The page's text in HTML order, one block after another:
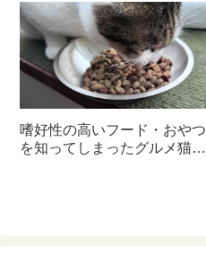
嗜好性の高いフード・おやつ
を知ってしまったグルメ猫の